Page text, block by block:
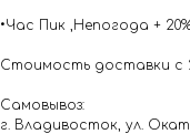
•Час Пик ,Непогода +
Стоимость доставки с
Самовывоз:
г. Владивосток, ул.